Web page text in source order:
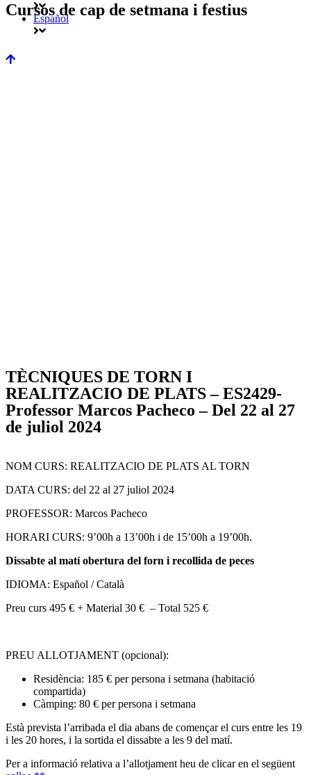
Español
Cursos de cap de setmana i festius
TÈCNIQUES DE TORN I
REALITZACIO DE PLATS – ES2429-
Professor Marcos Pacheco – Del 22 al 27
de juliol 2024
NOM CURS: REALITZACIO DE PLATS AL TORN
DATA CURS: del 22 al 27 juliol 2024
PROFESSOR: Marcos Pacheco
HORARI CURS: 9’00h a 13’00h i de 15’00h a 19’00h.
Dissabte al matí obertura del forn i recollida de peces
IDIOMA: Español / Català
Preu curs 495 € + Material 30 € – Total 525 €
PREU ALLOTJAMENT (opcional):
Residència: 185 € per persona i setmana (habitació
compartida)
Càmping: 80 € per persona i setmana
Està prevista l’arribada el dia abans de començar el curs entre les 19
i les 20 hores, i la sortida el dissabte a les 9 del matí.
Per a informació relativa a l’allotjament heu de clicar en el següent